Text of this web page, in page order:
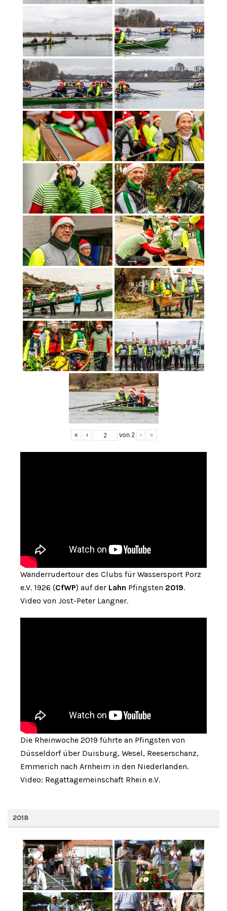
« ‹ von 2 › »
Wanderrudertour des Clubs für Wassersport Porz
e.V. 1926 (CfWP) auf der Lahn Pfingsten 2019.
Video von Jost-Peter Langner.
Die Rheinwoche 2019 führte an Pfingsten von
Düsseldorf über Duisburg, Wesel, Reeserschanz,
Emmerich nach Arnheim in den Niederlanden.
Video: Regattagemeinschaft Rhein e.V.
2018